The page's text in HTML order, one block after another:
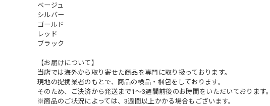
ベージュ
シルバー
ゴールド
レッド
ブラック
【お届けについて】
当店では海外から取り寄せた商品を専門に取り扱っております。
現地の提携業者のもとで、商品の検品・梱包をしております。
そのため、ご決済から発送まで1～3週間前後のお時間をいただいております。
※商品のご状況によっては、3週間以上かかる場合もございます。